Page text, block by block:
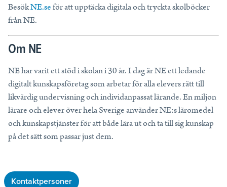
BesökNE.seför att upptäcka digitala och tryckta skolböcker
från NE.
Om NE
NE har varit ett stöd i skolan i 30 år. I dag är NE ett ledande
digitalt kunskapsföretag som arbetar för alla elevers rätt till
likvärdig undervisning och individanpassat lärande. En miljon
lärare och elever över hela Sverige använder NE:s läromedel
och kunskapstjänster för att både lära ut och ta till sig kunskap
på det sätt som passar just dem.
Kontaktpersoner